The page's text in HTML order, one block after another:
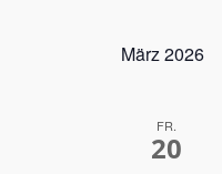
März 2026
FR.
20